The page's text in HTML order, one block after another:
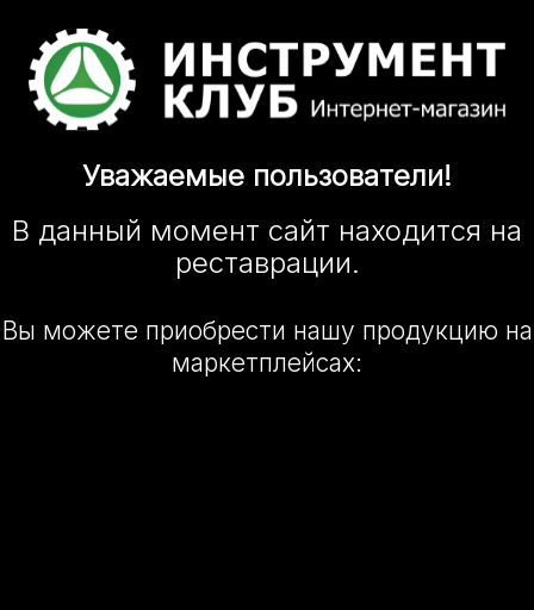
Уважаемые пользователи!
В данный момент сайт находится на
реставрации.
Вы можете приобрести нашу продукцию на
маркетплейсах: